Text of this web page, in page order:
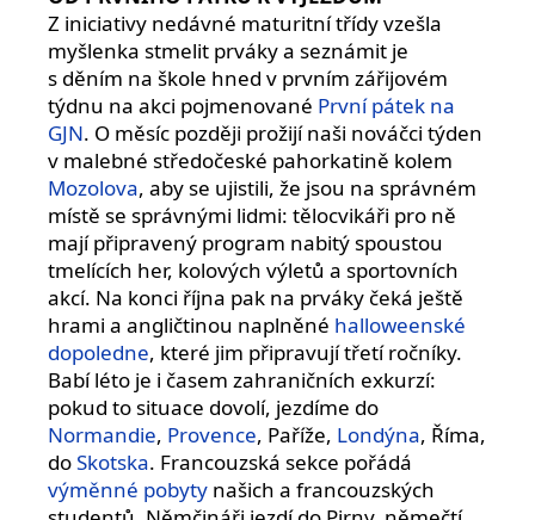
Z iniciativy nedávné maturitní třídy vzešla
myšlenka stmelit prváky a seznámit je
s děním na škole hned v prvním zářijovém
týdnu na akci pojmenované První pátek na
GJN. O měsíc později prožijí naši nováčci týden
v malebné středočeské pahorkatině kolem
Mozolova, aby se ujistili, že jsou na správném
místě se správnými lidmi: tělocvikáři pro ně
mají připravený program nabitý spoustou
tmelících her, kolových výletů a sportovních
akcí. Na konci října pak na prváky čeká ještě
hrami a angličtinou naplněné halloweenské
dopoledne, které jim připravují třetí ročníky.
Babí léto je i časem zahraničních exkurzí:
pokud to situace dovolí, jezdíme do
Normandie, Provence, Paříže, Londýna, Říma,
doSkotska. Francouzská sekce pořádá
výměnné pobyty našich a francouzských